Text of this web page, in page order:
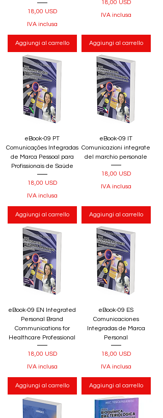
Prezzo
18,00 USD
IVA inclusa
Aggiungi al carrello
Prezzo
18,00 USD
IVA inclusa
Aggiungi al carrello
eBook-09 PT
Comunicações Integradas
de Marca Pessoal para
Profissionais de Saúde
Prezzo
18,00 USD
IVA inclusa
Aggiungi al carrello
eBook-09 IT
Comunicazioni integrate
del marchio personale
Prezzo
18,00 USD
IVA inclusa
Aggiungi al carrello
eBook-09 EN Integrated
Personal Brand
Communications for
Healthcare Professional
Prezzo
18,00 USD
IVA inclusa
Aggiungi al carrello
eBook-09 ES
Comunicaciones
Integradas de Marca
Personal
Prezzo
18,00 USD
IVA inclusa
Aggiungi al carrello